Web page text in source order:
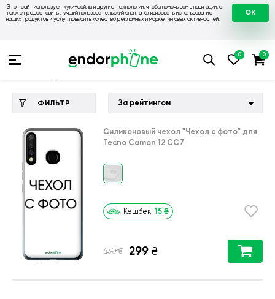
Этот сайт использует куки-файлы и другие технологии, чтобы помочь вам в навигации, а
также предоставить лучший пользовательский опыт, анализировать использование
наших продуктов и услуг, повысить качество рекламных и маркетинговых активностей.
OK
💙 Чехлы на Tecno 💛 Чехол для Tecno
ФИЛЬТР За рейтингом
Силиконовый чехол "Чехол с фото" для
Tecno Camon 12 CC7
Кешбек 15 ₴
430 ₴ 299 ₴